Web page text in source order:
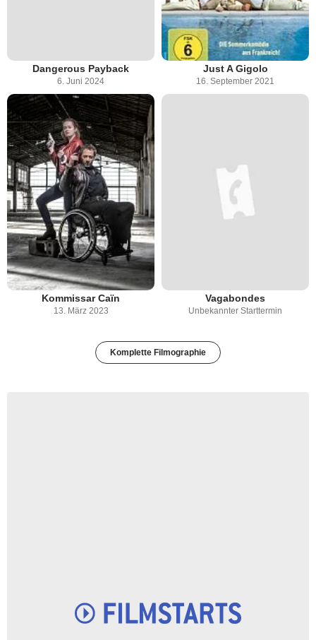
Dangerous Payback
6. Juni 2024
Just A Gigolo
16. September 2021
Kommissar Caïn
13. März 2023
Vagabondes
Unbekannter Starttermin
Komplette Filmographie